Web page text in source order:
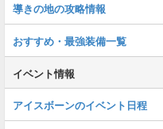
導きの地の攻略情報
おすすめ・最強装備一覧
イベント情報
アイスボーンのイベント日程